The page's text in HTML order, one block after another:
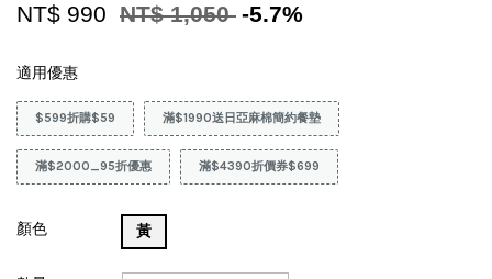
NT$ 990 NT$ 1,050 -5.7%
適用優惠
$599折購$59 滿$1990送日亞麻棉簡約餐墊
滿$2000_95折優惠 滿$4390折價券$699
顏色 黃